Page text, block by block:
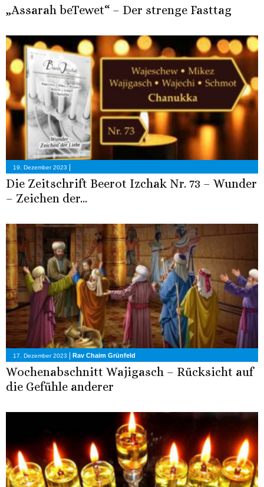
„Assarah beTewet“ – Der strenge Fasttag
19. Dezember 2023 |
Die Zeitschrift Beerot Izchak Nr. 73 – Wunder
– Zeichen der...
17. Dezember 2023 Rav Chaim Grünfeld
Wochenabschnitt Wajigasch – Rücksicht auf
die Gefühle anderer